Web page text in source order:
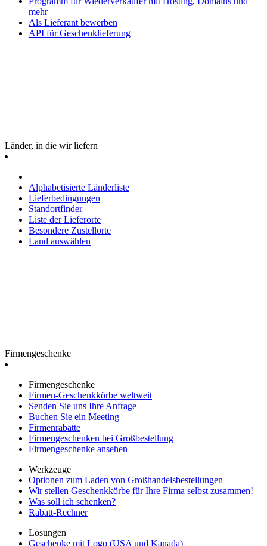
mehr
Als Lieferant bewerben
API für Geschenklieferung
Länder, in die wir liefern
Alphabetisierte Länderliste
Lieferbedingungen
Standortfinder
Liste der Lieferorte
Besondere Zustellorte
Land auswählen
Firmengeschenke
Firmengeschenke
Firmen-Geschenkkörbe weltweit
Senden Sie uns Ihre Anfrage
Buchen Sie ein Meeting
Firmenrabatte
Firmengeschenken bei Großbestellung
Firmengeschenke ansehen
Werkzeuge
Optionen zum Laden von Großhandelsbestellungen
Wir stellen Geschenkkörbe für Ihre Firma selbst zusammen!
Was soll ich schenken?
Rabatt-Rechner
Lösungen
Geschenke mit Logo (USA und Kanada)